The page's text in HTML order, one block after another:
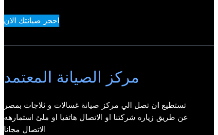
احجز صيانتك الان
مركز الصيانة المعتمد
تستطيع ان تصل الي مركز صيانة غسالات و ثلاجات بمصر
عن طريق زياره شركتنا او الاتصال هاتفيا او ملئ استمارهه
الاتصال مجانا